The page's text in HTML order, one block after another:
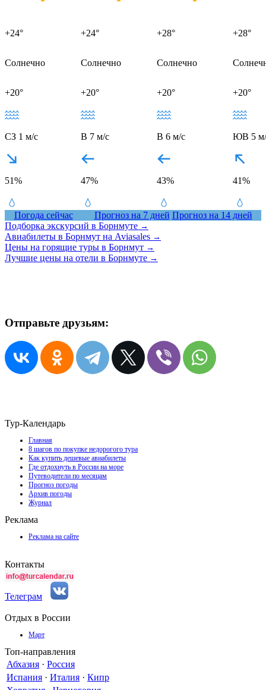
+24° +24° +28° +28°
Солнечно Солнечно Солнечно
+20°
СЗ 1 м/с
51%
+20°
В 7 м/с
47%
+20°
В 6 м/с
43%
+20°
ЮВ 5
41%
Погода сейчас Прогноз на 7 дней Прогноз на 14 дней
Подборка экскурсий в Борнмуте →
Авиабилеты в Борнмут на Aviasales →
Цены на горящие туры в Борнмут →
Лучшие цены на отели в Борнмуте →
Отправьте друзьям:
Тур-Календарь
Главная
8 шагов по покупке недорогого тура
Как купить дешевые авиабилеты
Где отдохнуть в России на море
Путеводители по месяцам
Прогноз погоды
Архив погоды
Журнал
Реклама
Реклама на сайте
Контакты
Телеграм
Отдых в России
Март
Топ-направления
Абхазия · Россия
Испания · Италия · Кипр